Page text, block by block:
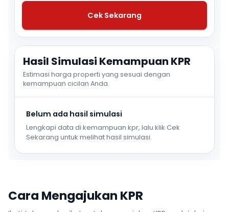
Cek Sekarang
Hasil Simulasi Kemampuan KPR
Estimasi harga properti yang sesuai dengan
kemampuan cicilan Anda.
Belum ada hasil simulasi
Lengkapi data di kemampuan kpr, lalu klik Cek
Sekarang untuk melihat hasil simulasi.
Cara Mengajukan KPR